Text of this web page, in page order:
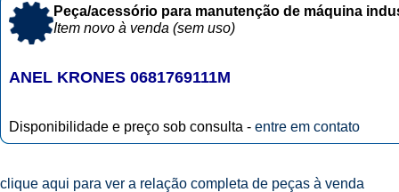
Peça/acessório para manutenção de máquina
Item novo à venda (sem uso)
ANEL KRONES 0681769111M
Disponibilidade e preço sob consulta - entre em contato
clique aqui para ver a relação completa de peças à venda